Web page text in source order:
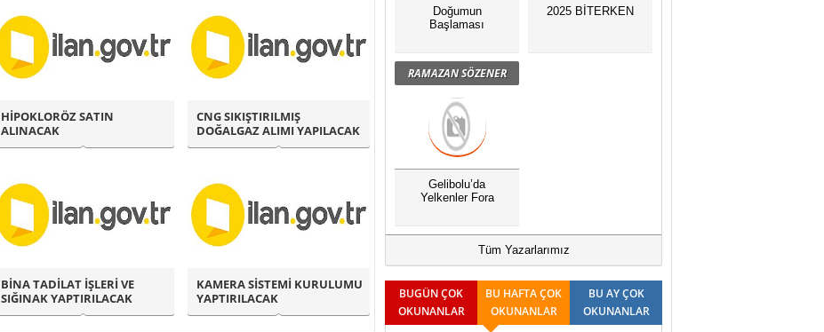
HİPOKLORÖZ SATIN
ALINACAK
CNG SIKIŞTIRILMIŞ
DOĞALGAZ ALIMI YAPILACAK
BİNA TADİLAT İŞLERİ VE
SIĞINAK YAPTIRILACAK
KAMERA SİSTEMİ KURULUMU
YAPTIRILACAK
Doğumun
Başlaması
2025 BİTERKEN
RAMAZAN SÖZENER
Gelibolu’da
Yelkenler Fora
Tüm Yazarlarımız
BUGÜN ÇOK
OKUNANLAR
BU HAFTA ÇOK
OKUNANLAR
BU AY ÇOK
OKUNANLAR